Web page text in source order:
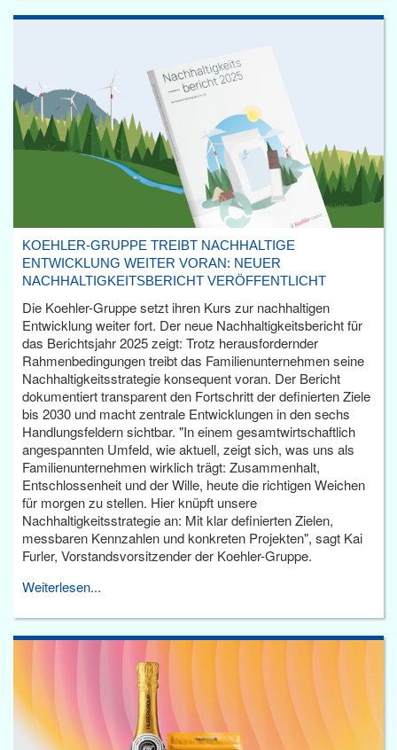
KOEHLER-GRUPPE TREIBT NACHHALTIGE
ENTWICKLUNG WEITER VORAN: NEUER
NACHHALTIGKEITSBERICHT VERÖFFENTLICHT
Die Koehler-Gruppe setzt ihren Kurs zur nachhaltigen
Entwicklung weiter fort. Der neue Nachhaltigkeitsbericht für
das Berichtsjahr 2025 zeigt: Trotz herausfordernder
Rahmenbedingungen treibt das Familienunternehmen seine
Nachhaltigkeitsstrategie konsequent voran. Der Bericht
dokumentiert transparent den Fortschritt der definierten Ziele
bis 2030 und macht zentrale Entwicklungen in den sechs
Handlungsfeldern sichtbar. "In einem gesamtwirtschaftlich
angespannten Umfeld, wie aktuell, zeigt sich, was uns als
Familienunternehmen wirklich trägt: Zusammenhalt,
Entschlossenheit und der Wille, heute die richtigen Weichen
für morgen zu stellen. Hier knüpft unsere
Nachhaltigkeitsstrategie an: Mit klar definierten Zielen,
messbaren Kennzahlen und konkreten Projekten", sagt Kai
Furler, Vorstandsvorsitzender der Koehler-Gruppe.
Weiterlesen...